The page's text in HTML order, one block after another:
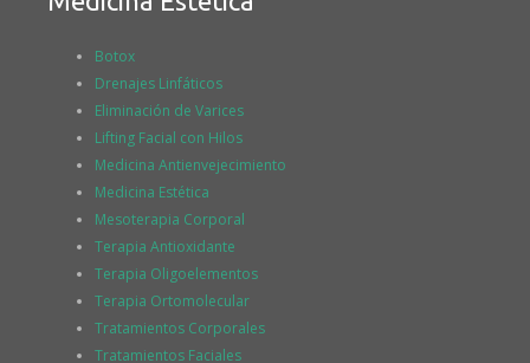
Botox
Drenajes Linfáticos
Eliminación de Varices
Lifting Facial con Hilos
Medicina Antienvejecimiento
Medicina Estética
Mesoterapia Corporal
Terapia Antioxidante
Terapia Oligoelementos
Terapia Ortomolecular
Tratamientos Corporales
Tratamientos Faciales